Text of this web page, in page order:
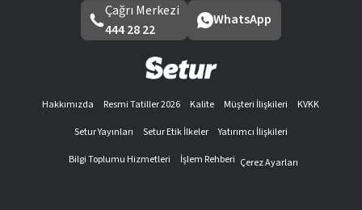
Çağrı Merkezi
444 28 22
WhatsApp
Hakkımızda Resmi Tatiller 2026 Kalite Müşteri İlişkileri
KVKK
Setur Yayınları
Setur Etik İlkeler
Yatırımcı İlişkileri
Bilgi Toplumu Hizmetleri
İşlem Rehberi Çerez Ayarları